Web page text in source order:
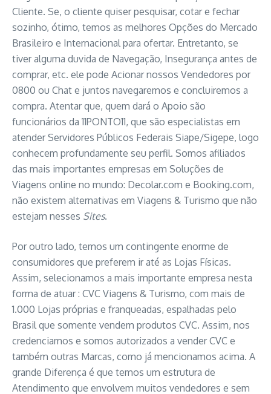
Cliente. Se, o cliente quiser pesquisar, cotar e fechar
sozinho, ótimo, temos as melhores Opções do Mercado
Brasileiro e Internacional para ofertar. Entretanto, se
tiver alguma duvida de Navegação, Insegurança antes de
comprar, etc. ele pode Acionar nossos Vendedores por
0800 ou Chat e juntos navegaremos e concluiremos a
compra. Atentar que, quem dará o Apoio são
funcionários da 11PONTO11, que são especialistas em
atender Servidores Públicos Federais Siape/Sigepe, logo
conhecem profundamente seu perfil. Somos afiliados
das mais importantes empresas em Soluções de
Viagens online no mundo: Decolar.com e Booking.com,
não existem alternativas em Viagens & Turismo que não
estejam nesses Sites.
Por outro lado, temos um contingente enorme de
consumidores que preferem ir até as Lojas Físicas.
Assim, selecionamos a mais importante empresa nesta
forma de atuar : CVC Viagens & Turismo, com mais de
1.000 Lojas próprias e franqueadas, espalhadas pelo
Brasil que somente vendem produtos CVC. Assim, nos
credenciamos e somos autorizados a vender CVC e
também outras Marcas, como já mencionamos acima. A
grande Diferença é que temos um estrutura de
Atendimento que envolvem muitos vendedores e sem